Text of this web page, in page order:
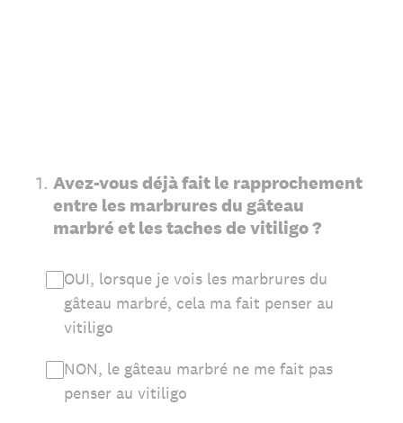
1. Avez-vous déjà fait le rapprochement
entre les marbrures du gâteau
marbré et les taches de vitiligo ?
OUI, lorsque je vois les marbrures du
gâteau marbré, cela ma fait penser au
vitiligo
NON, le gâteau marbré ne me fait pas
penser au vitiligo